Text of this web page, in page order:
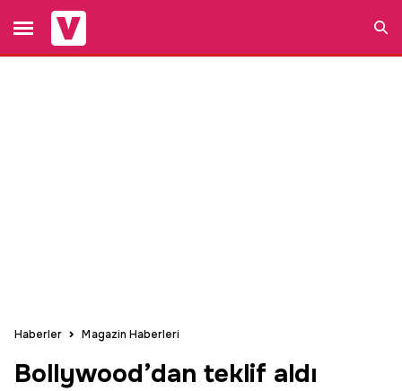
Haberler Magazin Haberleri
Bollywood’dan teklif aldı